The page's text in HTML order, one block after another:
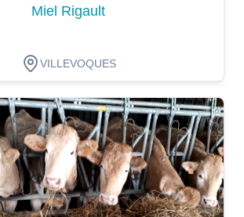
Miel Rigault
VILLEVOQUES